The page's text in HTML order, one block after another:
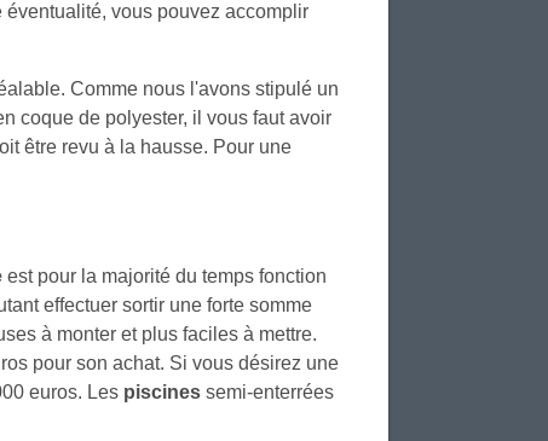
vous pouvez accomplir
Comme nous l'avons stipulé un
coque de polyester, il vous faut avoir
être revu à la hausse. Pour une
est pour la majorité du temps fonction
effectuer sortir une forte somme
à monter et plus faciles à mettre.
pour son achat. Si vous désirez une
euros. Les piscines semi-enterrées